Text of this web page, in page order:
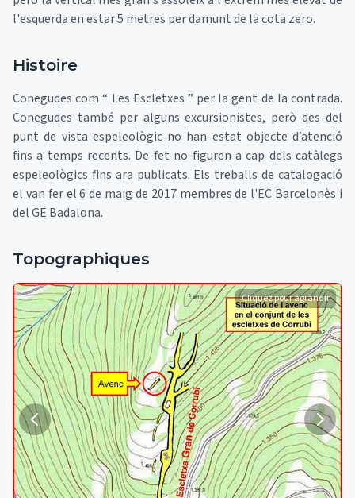
l'esquerda en estar 5 metres per damunt de la cota zero.
Histoire
Conegudes com “ Les Escletxes ” per la gent de la contrada.
Conegudes també per alguns excursionistes, però des del
punt de vista espeleològic no han estat objecte d’atenció
fins a temps recents. De fet no figuren a cap dels catàlegs
espeleològics fins ara publicats. Els treballs de catalogació
el van fer el 6 de maig de 2017 membres de l'EC Barcelonès i
del GE Badalona.
Topographiques
Cliquez pour agrandir